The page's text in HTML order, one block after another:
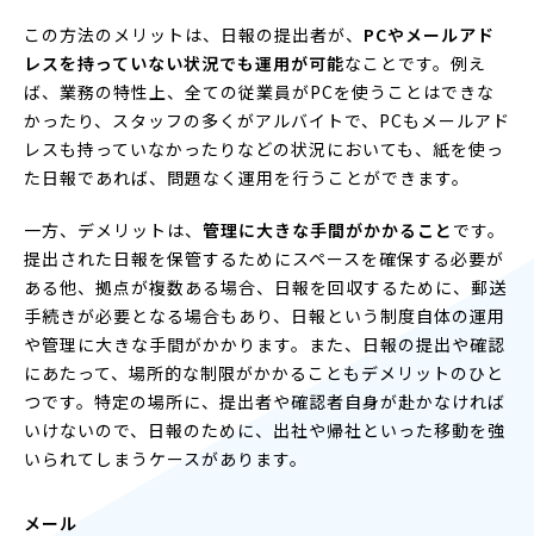
この方法のメリットは、日報の提出者が、 PCやメールアド
レスを持っていない状況でも運用が可能なことです。例え
ば、業務の特性上、全ての従業員がPCを使うことはできな
かったり、スタッフの多くがアルバイトで、PCもメールアド
レスも持っていなかったりなどの状況においても、紙を使っ
た日報であれば、問題なく運用を行うことができます。
一方、デメリットは、 管理に大きな手間がかかること です。
提出された日報を保管するためにスペースを確保する必要が
ある他、拠点が複数ある場合、日報を回収するために、郵送
手続きが必要となる場合もあり、日報という制度自体の運用
や管理に大きな手間がかかります。また、日報の提出や確認
にあたって、場所的な制限がかかることもデメリットのひと
つです。特定の場所に、提出者や確認者自身が赴かなければ
いけないので、日報のために、出社や帰社といった移動を強
いられてしまうケースがあります。
メール